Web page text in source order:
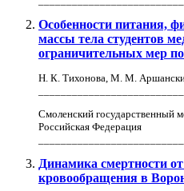
Особенности питания,
массы тела студентов
ограничительных мер
Н. К. Тихонова, М. М.
Смоленский государственный
Российская Федерация
Динамика смертности
кровообращения в